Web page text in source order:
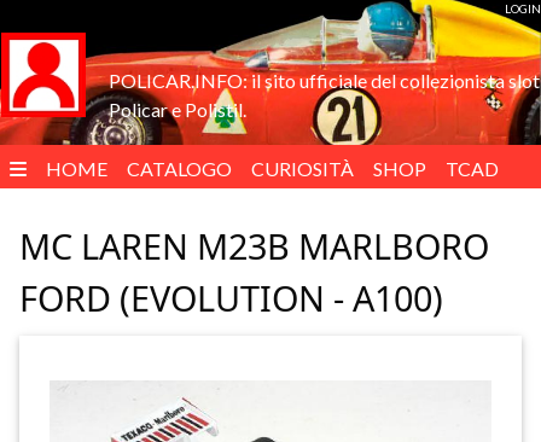
LOGIN
POLICAR.INFO: il sito ufficiale del collezionista slot
Policar e Polistil.
HOME CATALOGO CURIOSITÀ SHOP TCAD
MC LAREN M23B MARLBORO
FORD (EVOLUTION - A100)